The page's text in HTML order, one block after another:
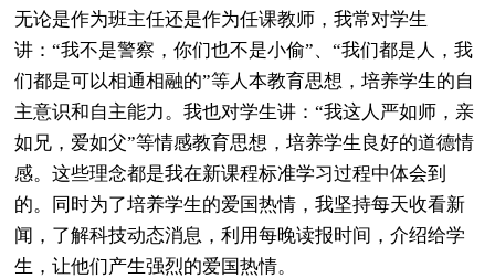
无论是作为班主任还是作为任课教师，我常对学生
讲：“我不是警察，你们也不是小偷”、“我们都是人，我
们都是可以相通相融的”等人本教育思想，培养学生的自
主意识和自主能力。我也对学生讲：“我这人严如师，亲
如兄，爱如父”等情感教育思想，培养学生良好的道德情
感。这些理念都是我在新课程标准学习过程中体会到
的。同时为了培养学生的爱国热情，我坚持每天收看新
闻，了解科技动态消息，利用每晚读报时间，介绍给学
生，让他们产生强烈的爱国热情。